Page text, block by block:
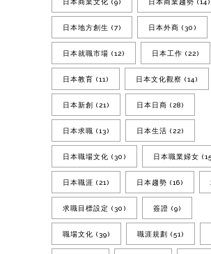
日本商業文化 (9) 日本商業趨勢 (14)
日本地方創生 (7) 日本外商 (30)
日本就職市場 (12) 日本工作 (22)
日本教育 (11) 日本文化觀察 (14)
日本新創 (21) 日本日商 (28)
日本求職 (13) 日本生活 (22)
日本職場文化 (30) 日本職業婦女
日本職涯 (21) 日本趨勢 (16)
求職目標設定 (30) 簽證 (9)
職場文化 (39) 職涯規劃 (51)